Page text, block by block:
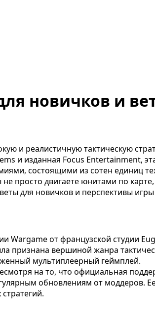
новичков и
и реалистичную тактическую
и изданная Focus Entertainment,
состоящими из сотен единиц
просто двигаете юнитами по
для новичков и перспективы игры
Wargame от французской студии
признана вершиной жанра
мультиплеерный геймплей.
на то, что официальная
обновлениям от моддеров.